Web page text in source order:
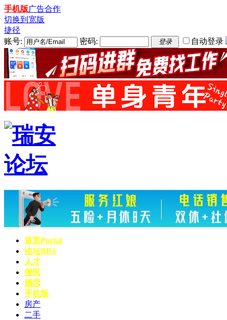
手机版广告合作
切换到宽版
捷径
账号:
密码: 登录 自动登录
首页Portal
论坛BBS
人才
便民
婚恋
手机版
房产
二手